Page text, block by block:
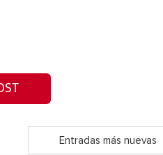
Entradas más nuevas